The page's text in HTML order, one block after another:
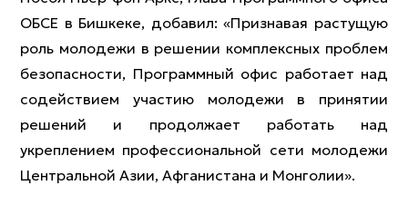
ОБСЕ в Бишкеке, добавил: «Признавая растущую
роль молодежи в решении комплексных проблем
безопасности, Программный офис работает над
содействием участию молодежи в принятии
решений и продолжает работать над
укреплением профессиональной сети молодежи
Центральной Азии, Афганистана и Монголии».